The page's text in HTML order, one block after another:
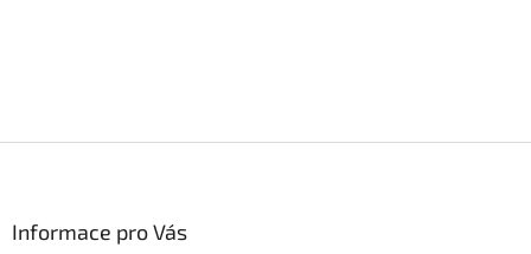
Informace pro Vás